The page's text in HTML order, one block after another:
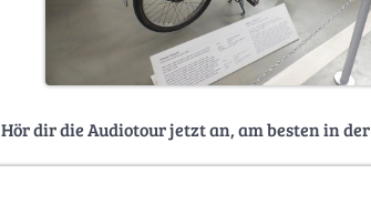
Hör dir die Audiotour jetzt an, am besten in der